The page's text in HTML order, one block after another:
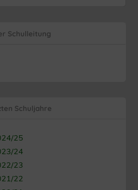
Schulleitung
Schuljahre
25
24
23
22